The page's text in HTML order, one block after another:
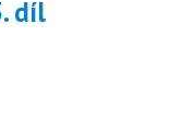
díl